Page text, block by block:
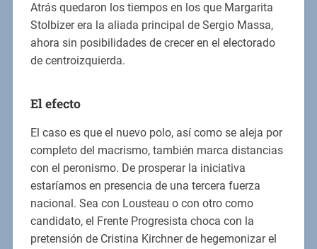
Atrás quedaron los tiempos en los que Margarita
Stolbizer era la aliada principal de Sergio Massa,
ahora sin posibilidades de crecer en el electorado
de centroizquierda.
El efecto
El caso es que el nuevo polo, así como se aleja por
completo del macrismo, también marca distancias
con el peronismo. De prosperar la iniciativa
estaríamos en presencia de una tercera fuerza
nacional. Sea con Lousteau o con otro como
candidato, el Frente Progresista choca con la
pretensión de Cristina Kirchner de hegemonizar el